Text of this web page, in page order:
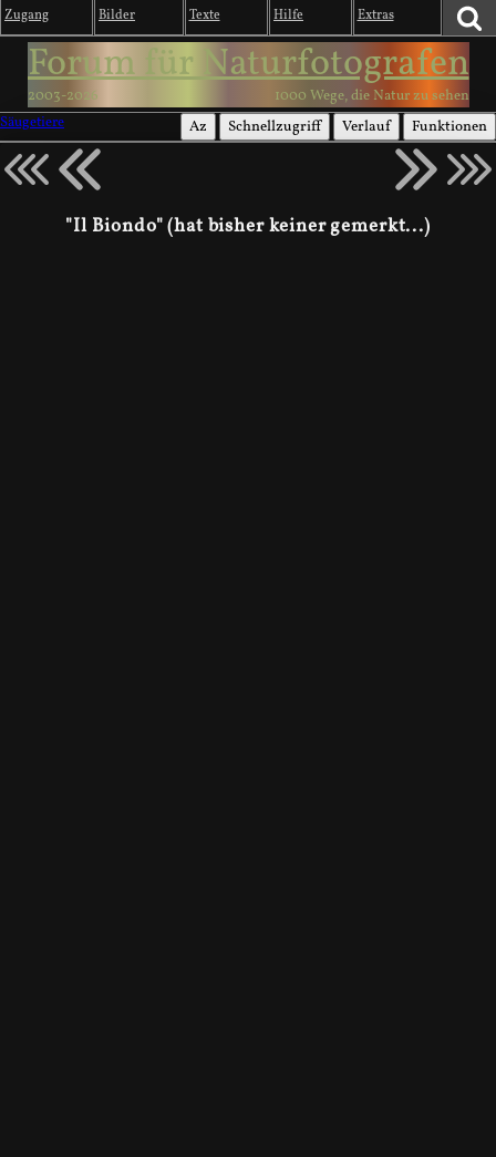
Zugang Bilder Texte Hilfe Extras
Forum für Naturfotografen
2003-2026
1000 Wege, die Natur zu sehen
Säugetiere
Az Schnellzugriff Verlauf Funktionen
"Il Biondo" (hat bisher keiner gemerkt...)